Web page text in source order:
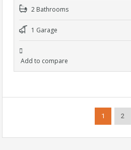
2 Bathrooms
1 Garage
Add to compare
1 2